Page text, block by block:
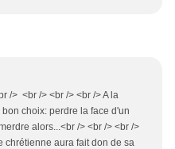
/> <br /> <br /> <br /> A la
choix: perdre la face d'un
alors...<br /> <br /> <br />
chrétienne aura fait don de sa